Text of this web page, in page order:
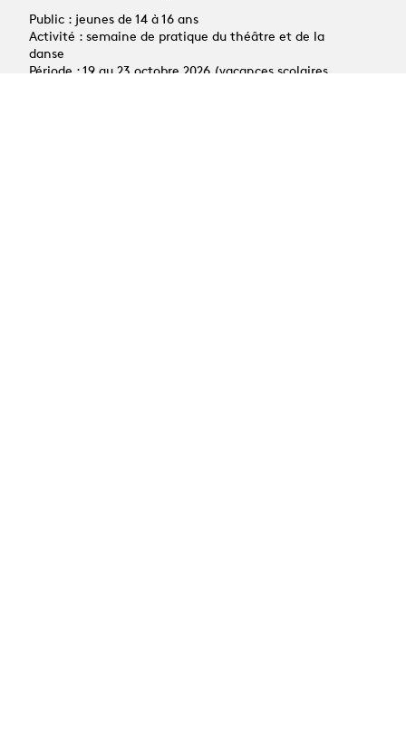
Public : jeunes de 14 à 16 ans
Activité : semaine de pratique du théâtre et de la
danse
Période : 19 au 23 octobre 2026 (vacances scolaires